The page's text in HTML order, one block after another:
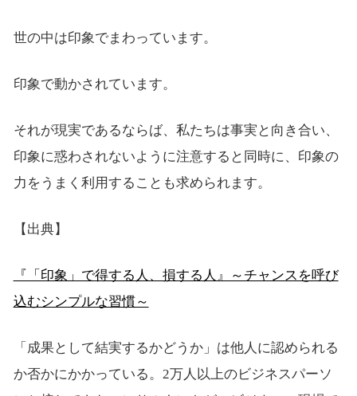
世の中は印象でまわっています。
印象で動かされています。
それが現実であるならば、私たちは事実と向き合い、
印象に惑わされないように注意すると同時に、印象の
力をうまく利用することも求められます。
【出典】
『「印象」で得する人、損する人』～チャンスを呼び
込むシンプルな習慣～
「成果として結実するかどうか」は他人に認められる
か否かにかかっている。2万人以上のビジネスパーソ